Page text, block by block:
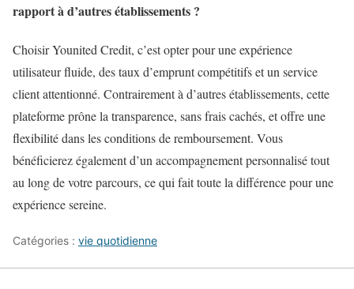
rapport à d’autres établissements ?
Choisir Younited Credit, c’est opter pour une expérience
utilisateur fluide, des taux d’emprunt compétitifs et un service
client attentionné. Contrairement à d’autres établissements, cette
plateforme prône la transparence, sans frais cachés, et offre une
flexibilité dans les conditions de remboursement. Vous
bénéficierez également d’un accompagnement personnalisé tout
au long de votre parcours, ce qui fait toute la différence pour une
expérience sereine.
Catégories : vie quotidienne